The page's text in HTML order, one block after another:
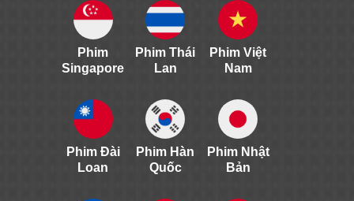
Phim
Singapore
Phim Thái
Lan
Phim Việt
Nam
Phim Đài
Loan
Phim Hàn
Quốc
Phim Nhật
Bản